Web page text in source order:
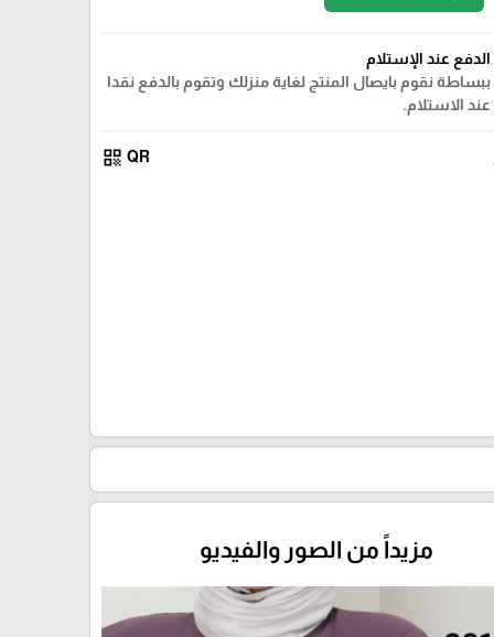
الدفع عند الإستلام
ببساطة نقوم بايصال المنتج لغاية منزلك وتقوم بالدفع نقدا
عند الاستلام.
QR
qr_code
مزيداً من الصور والفيديو